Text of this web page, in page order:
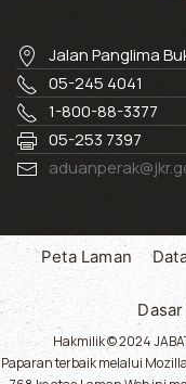
Jalan Panglima
05-245 4041
1-800-88-3377
05-253 7397
Peta Laman
Hakmilik © 2024
Paparan terbaik melalui